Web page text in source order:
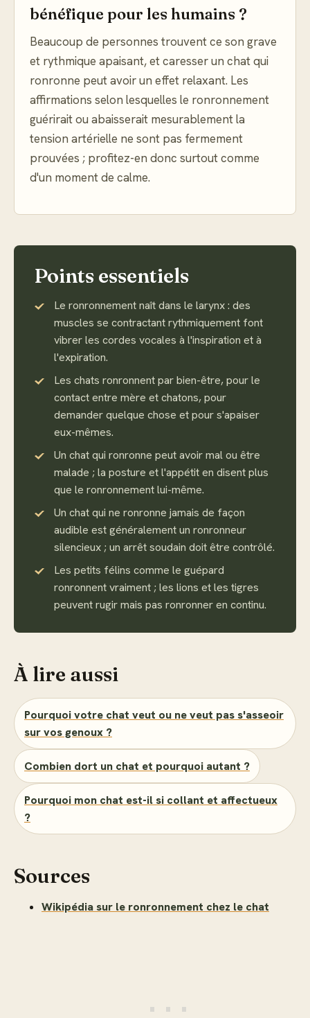
bénéfique pour les humains ?
Beaucoup de personnes trouvent ce son grave
et rythmique apaisant, et caresser un chat qui
ronronne peut avoir un effet relaxant. Les
affirmations selon lesquelles le ronronnement
guérirait ou abaisserait mesurablement la
tension artérielle ne sont pas fermement
prouvées ; profitez-en donc surtout comme
d'un moment de calme.
Points essentiels
Le ronronnement naît dans le larynx : des
muscles se contractant rythmiquement font
vibrer les cordes vocales à l'inspiration et à
l'expiration.
Les chats ronronnent par bien-être, pour le
contact entre mère et chatons, pour
demander quelque chose et pour s'apaiser
eux-mêmes.
Un chat qui ronronne peut avoir mal ou être
malade ; la posture et l'appétit en disent plus
que le ronronnement lui-même.
Un chat qui ne ronronne jamais de façon
audible est généralement un ronronneur
silencieux ; un arrêt soudain doit être contrôlé.
Les petits félins comme le guépard
ronronnent vraiment ; les lions et les tigres
peuvent rugir mais pas ronronner en continu.
À lire aussi
Pourquoi votre chat veut ou ne veut pas s'asseoir
sur vos genoux ?
Combien dort un chat et pourquoi autant ?
Pourquoi mon chat est-il si collant et affectueux
?
Sources
Wikipédia sur le ronronnement chez le chat